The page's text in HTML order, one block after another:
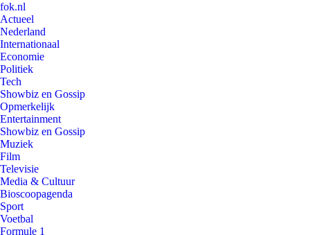
fok.nl
Actueel
Nederland
Internationaal
Economie
Politiek
Tech
Showbiz en Gossip
Opmerkelijk
Entertainment
Showbiz en Gossip
Muziek
Film
Televisie
Media & Cultuur
Bioscoopagenda
Sport
Voetbal
Formule 1